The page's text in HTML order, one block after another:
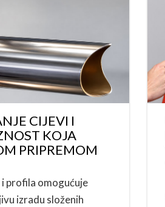
CIJEVI I
KOJA
PRIPREMOM
profila omogućuje
izradu složenih